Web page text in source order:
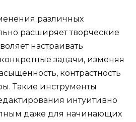
различных
расширяет творческие
настраивать
задачи, изменяя
контрастность
Такие инструменты
интуитивно
даже для начинающих